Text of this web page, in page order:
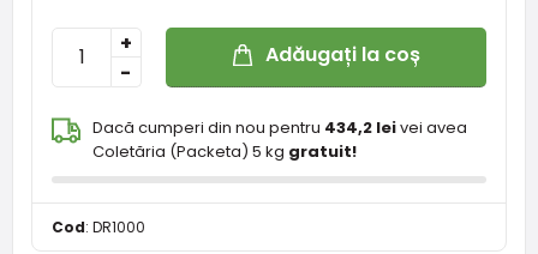
-
+ Adăugați la coș
Dacă cumperi din nou pentru 434,2 leivei avea
Coletăria (Packeta) 5 kg gratuit!
Cod: DR1000